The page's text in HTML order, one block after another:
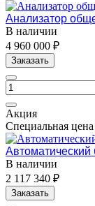
Анализатор
В наличии
4 960 000 ₽
Заказать
Акция
Специальная цена
В наличии
2 117 340 ₽
Заказать